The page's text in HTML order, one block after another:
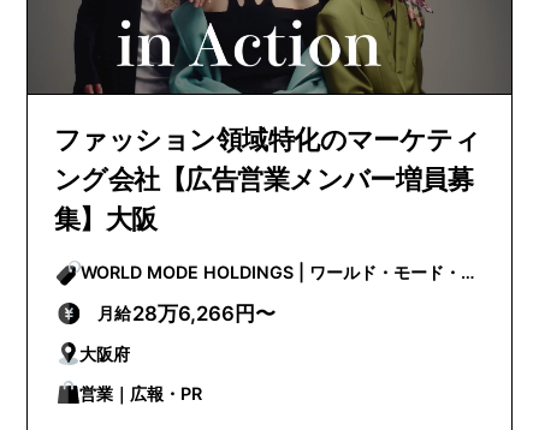
ファッション領域特化のマーケティ
ング会社【広告営業メンバー増員募
集】大阪
WORLD MODE HOLDINGS | ワールド・モード・ホ
ールディングス
月給28万6,266円〜
大阪府
営業｜広報・PR